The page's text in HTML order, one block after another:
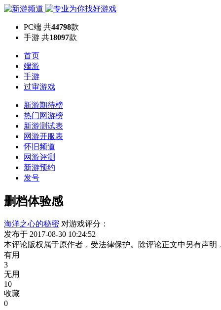
PC端 共44798款
手游 共18097款
首页
端游
手游
过审游戏
新游期待榜
热门网游榜
新游测试表
网游开服表
怀旧频道
网游评测
新游预约
发号
删档体验感
海洋之心的秘密 对游戏评分：
发布于 2017-08-30 10:24:52
本评论版权属于原作者，受法律保护。除评论正文中另有声
有用
3
无用
10
收藏
0